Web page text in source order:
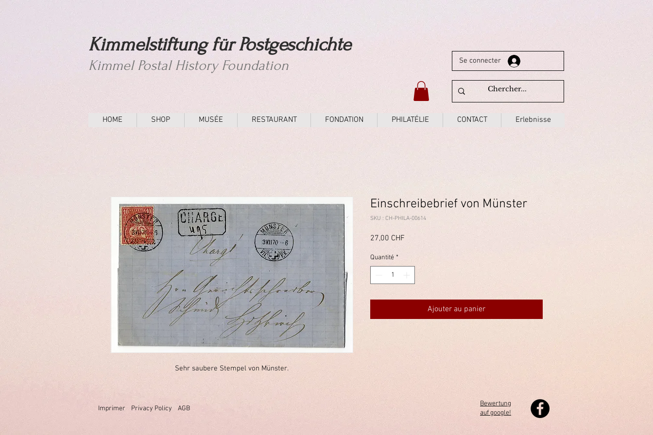
Kimmelstiftung für Postgeschichte
Kimmel Postal History Foundation Se connecter
HOME SHOP MUSÉE RESTAURANT FONDATION PHILATÉLIE CONTACT Erlebnisse
Sehr saubere Stempel von Münster.
Einschreibebrief von Münster
SKU : CH-PHILA-00614
27,00 CHF
Quantité *
Ajouter au panier
Imprimer Privacy Policy AGB
Bewertung
auf google!